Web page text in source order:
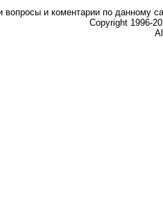
вопросы и коментарии по данному
Copyright 1996-